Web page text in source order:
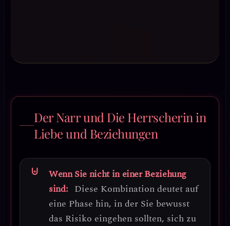
Der Narr und Die Herrscherin in
Liebe und Beziehungen
Wenn Sie nicht in einer Beziehung
sind: Diese Kombination deutet auf
eine Phase hin, in der Sie bewusst
das Risiko eingehen sollten, sich zu